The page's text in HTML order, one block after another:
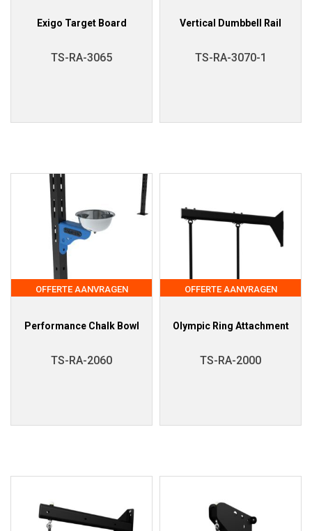
Exigo Target Board
TS-RA-3065
Vertical Dumbbell Rail
TS-RA-3070-1
OFFERTE AANVRAGEN
Performance Chalk Bowl
TS-RA-2060
OFFERTE AANVRAGEN
Olympic Ring Attachment
TS-RA-2000